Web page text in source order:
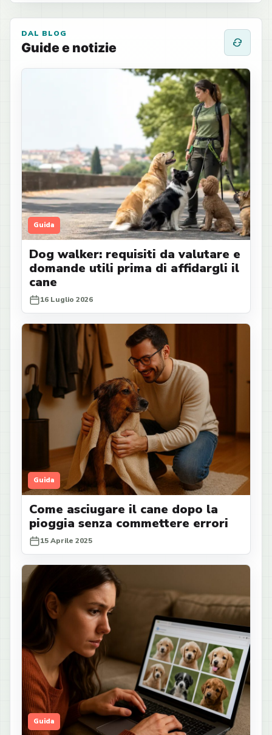
DAL BLOG
Guide e notizie
Guida
Dog walker: requisiti da valutare e
domande utili prima di affidargli il
cane
16 Luglio 2026
Guida
Come asciugare il cane dopo la
pioggia senza commettere errori
15 Aprile 2025
Guida